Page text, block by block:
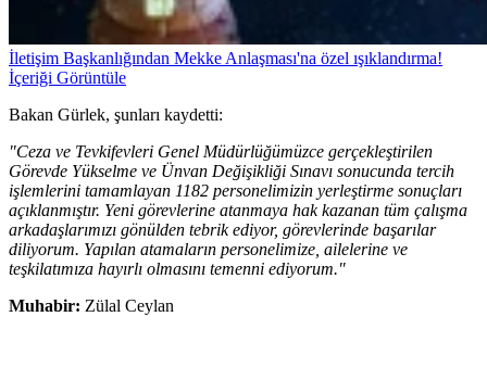
İletişim Başkanlığından Mekke Anlaşması'na özel ışıklandırma!
İçeriği Görüntüle
Bakan Gürlek, şunları kaydetti:
"Ceza ve Tevkifevleri Genel Müdürlüğümüzce gerçekleştirilen
Görevde Yükselme ve Ünvan Değişikliği Sınavı sonucunda tercih
işlemlerini tamamlayan 1182 personelimizin yerleştirme sonuçları
açıklanmıştır. Yeni görevlerine atanmaya hak kazanan tüm çalışma
arkadaşlarımızı gönülden tebrik ediyor, görevlerinde başarılar
diliyorum. Yapılan atamaların personelimize, ailelerine ve
teşkilatımıza hayırlı olmasını temenni ediyorum."
Muhabir: Zülal Ceylan